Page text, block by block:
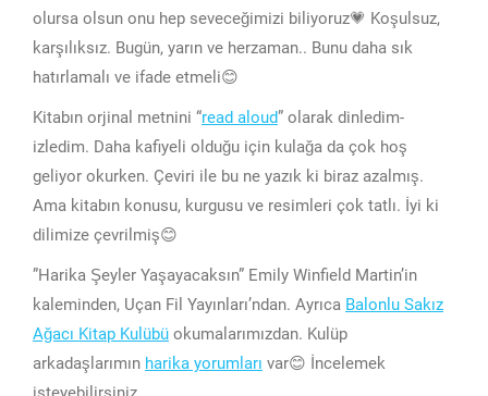
olursa olsun onu hep seveceğimizi biliyoruz💗 Koşulsuz,
karşılıksız. Bugün, yarın ve herzaman.. Bunu daha sık
hatırlamalı ve ifade etmeli😊
Kitabın orjinal metnini “read aloud” olarak dinledim-
izledim. Daha kafiyeli olduğu için kulağa da çok hoş
geliyor okurken. Çeviri ile bu ne yazık ki biraz azalmış.
Ama kitabın konusu, kurgusu ve resimleri çok tatlı. İyi ki
dilimize çevrilmiş😊
”Harika Şeyler Yaşayacaksın” Emily Winfield Martin’in
kaleminden, Uçan Fil Yayınları’ndan. Ayrıca Balonlu Sakız
Ağacı Kitap Kulübü okumalarımızdan. Kulüp
arkadaşlarımın harika yorumları var😊 İncelemek